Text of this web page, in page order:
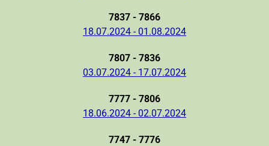
7837 - 7866
18.07.2024 - 01.08.2024
7807 - 7836
03.07.2024 - 17.07.2024
7777 - 7806
18.06.2024 - 02.07.2024
7747 - 7776